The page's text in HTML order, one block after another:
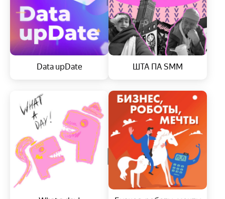
Data upDate ШТА ПА SMM